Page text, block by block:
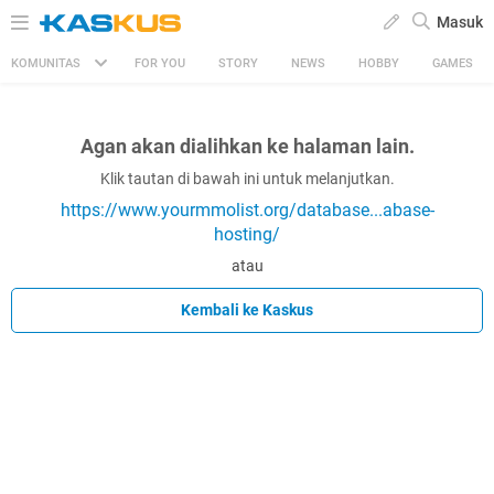
Masuk
KOMUNITAS FOR YOU STORY NEWS HOBBY GAMES
Agan akan dialihkan ke halaman lain.
Klik tautan di bawah ini untuk melanjutkan.
https://www.yourmmolist.org/database...abase-
hosting/
atau
Kembali ke Kaskus